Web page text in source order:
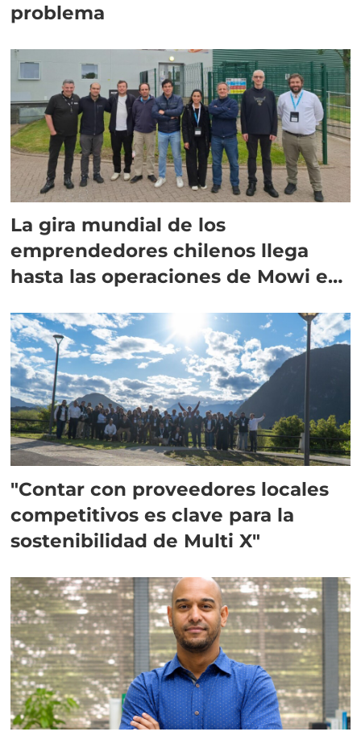
problema
La gira mundial de los
emprendedores chilenos llega
hasta las operaciones de Mowi en
"Contar con proveedores locales
competitivos es clave para la
sostenibilidad de Multi X"